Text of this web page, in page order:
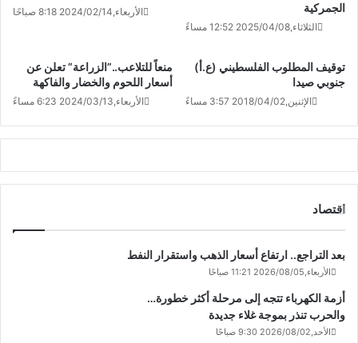
الأربعاء,2024/02/14 8:18 صباحًا
الجمركية
الثلاثاء,2025/04/08 12:52 مساءً
منعاً للتلاعب..”الزراعة” تعلن عن
أسعار اللحوم والخضار والفاكهة
الأربعاء,2024/03/13 6:23 مساءً
توقيف المطلوب الفلسطيني (ع.أ)
جنوبي صيدا
الإثنين,2018/04/02 3:57 مساءً
اقتصاد
بعد التراجع.. ارتفاع أسعار الذهب واستقرار النفط
الأربعاء,2026/08/05 11:21 صباحًا
أزمة الكهرباء تتجه إلى مرحلة أكثر خطورة…
والحرب تنذر بموجة غلاء جديدة
الأحد,2026/08/02 9:30 صباحًا